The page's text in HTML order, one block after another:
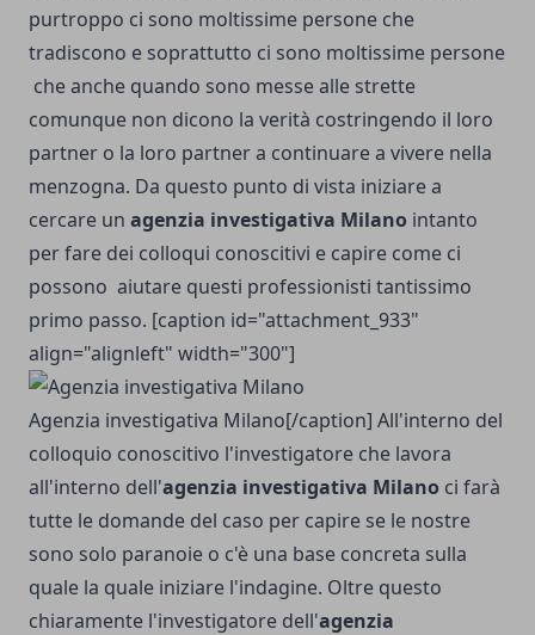
purtroppo ci sono moltissime persone che
tradiscono e soprattutto ci sono moltissime persone
che anche quando sono messe alle strette
comunque non dicono la verità costringendo il loro
partner o la loro partner a continuare a vivere nella
menzogna. Da questo punto di vista iniziare a
cercare un agenzia investigativa Milano intanto
per fare dei colloqui conoscitivi e capire come ci
possono aiutare questi professionisti tantissimo
primo passo. [caption id="attachment_933"
align="alignleft" width="300"]
Agenzia investigativa Milano[/caption] All'interno del
colloquio conoscitivo l'investigatore che lavora
all'interno dell'agenzia investigativa Milano ci farà
tutte le domande del caso per capire se le nostre
sono solo paranoie o c'è una base concreta sulla
quale la quale iniziare l'indagine. Oltre questo
chiaramente l'investigatore dell'agenzia